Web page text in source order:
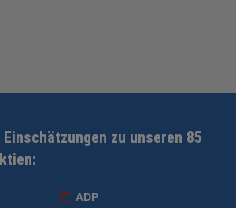
zu unseren 85
ADP